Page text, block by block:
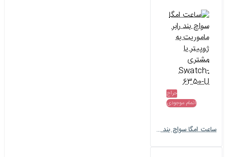
حراج
اتمام موجودی
ساعت امگا سواچ بند رابر ماموریت به ژوپیتر یا مشتری Swatch-6350-U